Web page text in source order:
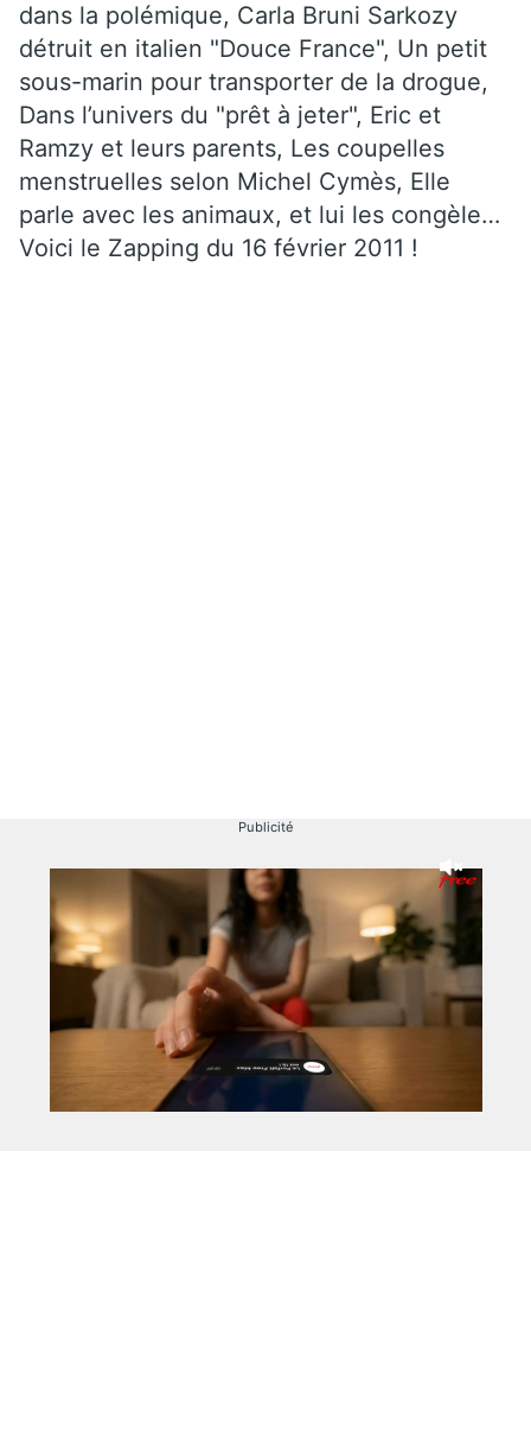
dans la polémique, Carla Bruni Sarkozy
détruit en italien "Douce France", Un petit
sous-marin pour transporter de la drogue,
Dans l’univers du "prêt à jeter", Eric et
Ramzy et leurs parents, Les coupelles
menstruelles selon Michel Cymès, Elle
parle avec les animaux, et lui les congèle…
Voici le Zapping du 16 février 2011 !
Publicité